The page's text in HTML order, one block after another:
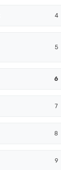
4
5
6
7
8
9